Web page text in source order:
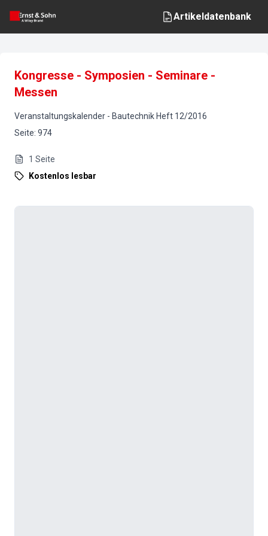
Artikeldatenbank
Kongresse - Symposien - Seminare -
Messen
Veranstaltungskalender - Bautechnik Heft 12/2016
Seite: 974
1 Seite
Kostenlos lesbar